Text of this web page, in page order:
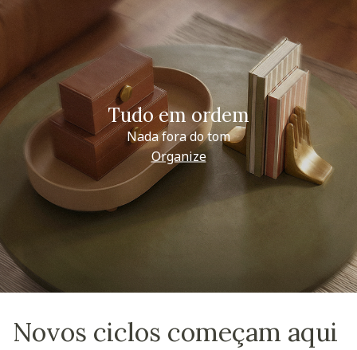
Tudo em ordem
Nada fora do tom
Organize
Novos ciclos começam aqui